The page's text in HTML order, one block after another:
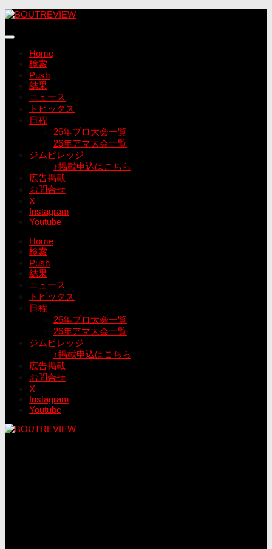
コ
テ
Home
検索
Push
結果
ニュース
トピックス
日程
26年プロ大会一覧
26年アマ大会一覧
ジムビレッジ
↑掲載申込はこちら
広告掲載
お問合せ
X
Instagram
Youtube
Home
検索
Push
結果
ニュース
トピックス
日程
26年プロ大会一覧
26年アマ大会一覧
ジムビレッジ
↑掲載申込はこちら
広告掲載
お問合せ
X
Instagram
Youtube